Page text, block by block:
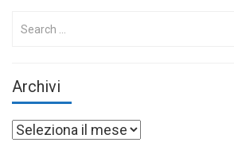
Archivi
Archivi